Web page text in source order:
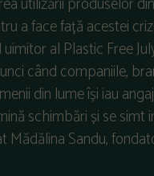
a face față acestei
al Plastic Free
când companiile,
din lume își iau
schimbări și se simt
Sandu,